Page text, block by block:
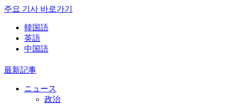
주요 기사 바로가기
韓国語
英語
中国語
最新記事
ニュース
政治